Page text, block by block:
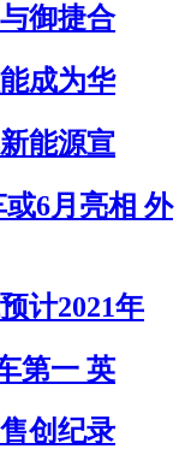
御捷合
成为华
能源宣
6月亮相 外
计2021年
第一 英
创纪录